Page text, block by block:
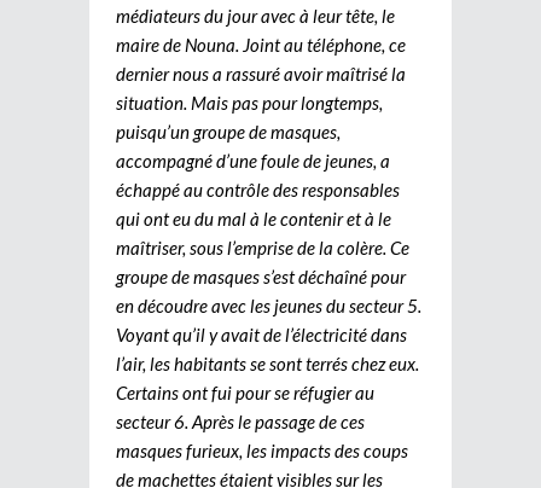
médiateurs du jour avec à leur tête, le
maire de Nouna. Joint au téléphone, ce
dernier nous a rassuré avoir maîtrisé la
situation. Mais pas pour longtemps,
puisqu’un groupe de masques,
accompagné d’une foule de jeunes, a
échappé au contrôle des responsables
qui ont eu du mal à le contenir et à le
maîtriser, sous l’emprise de la colère. Ce
groupe de masques s’est déchaîné pour
en découdre avec les jeunes du secteur 5.
Voyant qu’il y avait de l’électricité dans
l’air, les habitants se sont terrés chez eux.
Certains ont fui pour se réfugier au
secteur 6. Après le passage de ces
masques furieux, les impacts des coups
de machettes étaient visibles sur les